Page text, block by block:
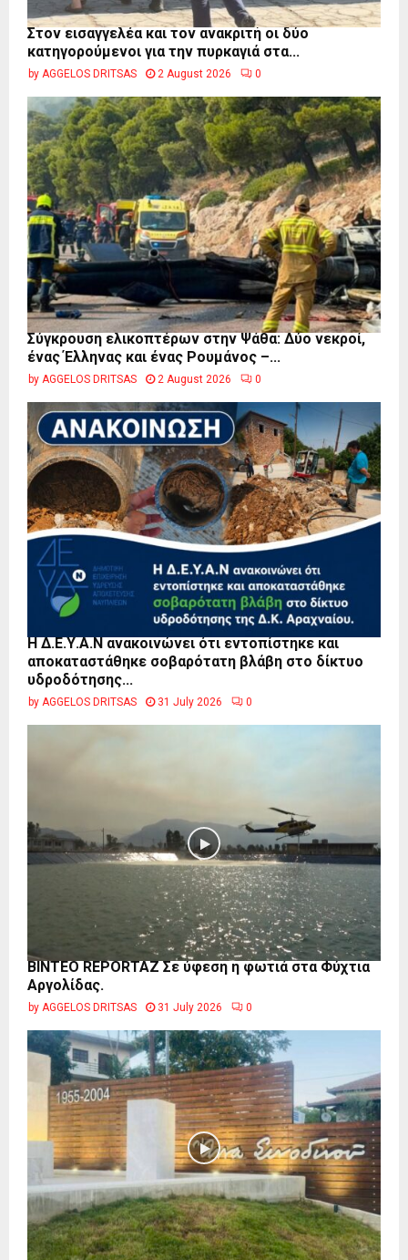
Στον εισαγγελέα και τον ανακριτή οι δύο
κατηγορούμενοι για την πυρκαγιά στα...
by AGGELOS DRITSAS 2 August 2026 0
Σύγκρουση ελικοπτέρων στην Ψάθα: Δύο νεκροί,
ένας Έλληνας και ένας Ρουμάνος –...
by AGGELOS DRITSAS 2 August 2026 0
Η Δ.Ε.Υ.Α.Ν ανακοινώνει ότι εντοπίστηκε και
αποκαταστάθηκε σοβαρότατη βλάβη στο δίκτυο
υδροδότησης...
by AGGELOS DRITSAS 31 July 2026 0
BINTEO REPORTAZ Σε ύφεση η φωτιά στα Φύχτια
Αργολίδας.
by AGGELOS DRITSAS 31 July 2026 0